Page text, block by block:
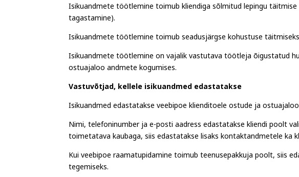
Isikuandmete töötlemine toimub kliendiga sõlmitud lepingu
tagastamine).
Isikuandmete töötlemine toimub seadusjärgse kohustuse
Isikuandmete töötlemine on vajalik vastutava töötleja õigustatud
ostuajaloo andmete kogumises.
Vastuvõtjad, kellele isikuandmed edastatakse
Isikuandmed edastatakse veebipoe klienditoele ostude ja
Nimi, telefoninumber ja e-posti aadress edastatakse kliendi poolt
toimetatava kaubaga, siis edastatakse lisaks kontaktandmetele ka
Kui veebipoe raamatupidamine toimub teenusepakkuja poolt, siis
tegemiseks.